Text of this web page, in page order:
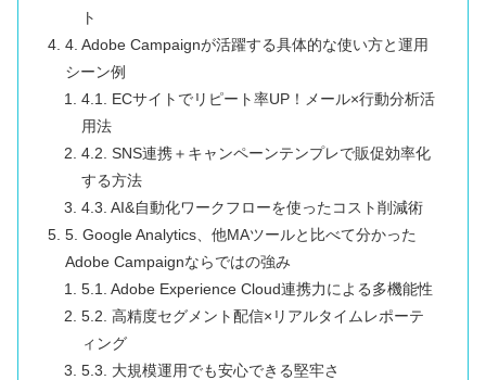
ト
4. Adobe Campaignが活躍する具体的な使い方と運用
シーン例
4.1. ECサイトでリピート率UP！メール×行動分析活
用法
4.2. SNS連携＋キャンペーンテンプレで販促効率化
する方法
4.3. AI&自動化ワークフローを使ったコスト削減術
5. Google Analytics、他MAツールと比べて分かった
Adobe Campaignならではの強み
5.1. Adobe Experience Cloud連携力による多機能性
5.2. 高精度セグメント配信×リアルタイムレポーテ
ィング
5.3. 大規模運用でも安心できる堅牢さ